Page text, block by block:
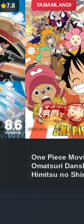
Bölüm No: 8
Bölüm No: 9
Bölüm No: 10
7.8 TAMAMLANDI
One Piece
Omatsuri
Himitsu no